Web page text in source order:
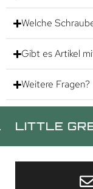
Welche
Gibt es Artikel
Weitere Fragen?
GREEN